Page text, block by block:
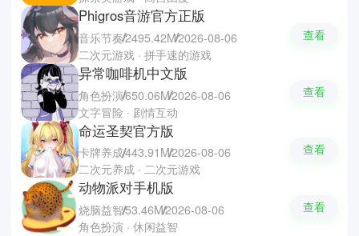
Phigros音游官方正版
音乐节奏2495.42M2026-08-06
二次元游戏 · 拼手速的游戏
查看
异常咖啡机中文版
角色扮演650.06M2026-08-06
文字冒险 · 剧情互动
查看
命运圣契官方版
卡牌养成443.91M2026-08-06
二次元养成 · 二次元游戏
查看
动物派对手机版
烧脑益智53.46M2026-08-06
角色扮演 · 休闲益智
查看